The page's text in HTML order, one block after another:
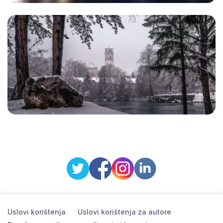
Uslovi korištenja
Uslovi korištenja za autore